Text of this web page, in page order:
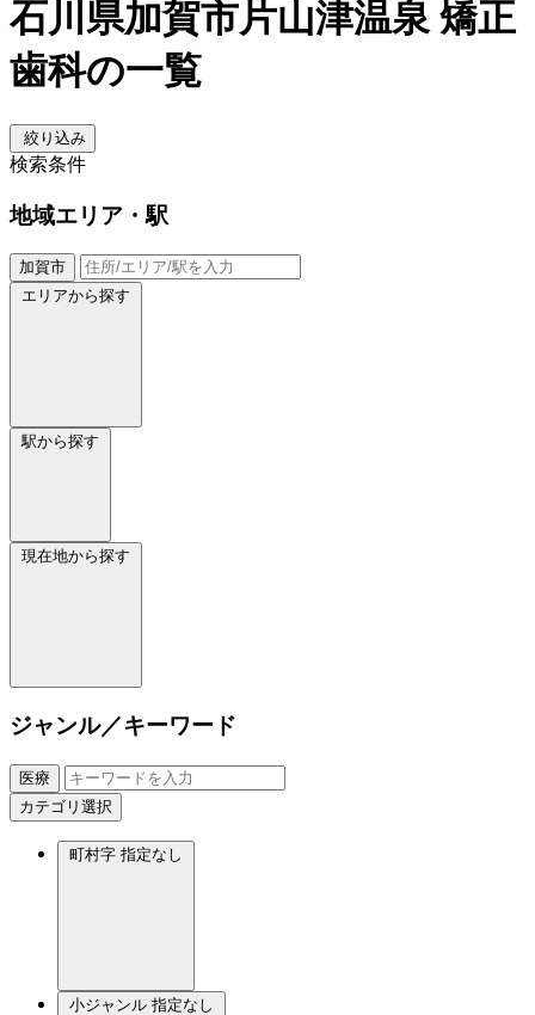
石川県加賀市片山津温泉 矯正
歯科の一覧
絞り込み
検索条件
地域エリア・駅
加賀市
エリアから探す
駅から探す
現在地から探す
ジャンル／キーワード
医療
カテゴリ選択
町村字 指定なし
小ジャンル 指定なし